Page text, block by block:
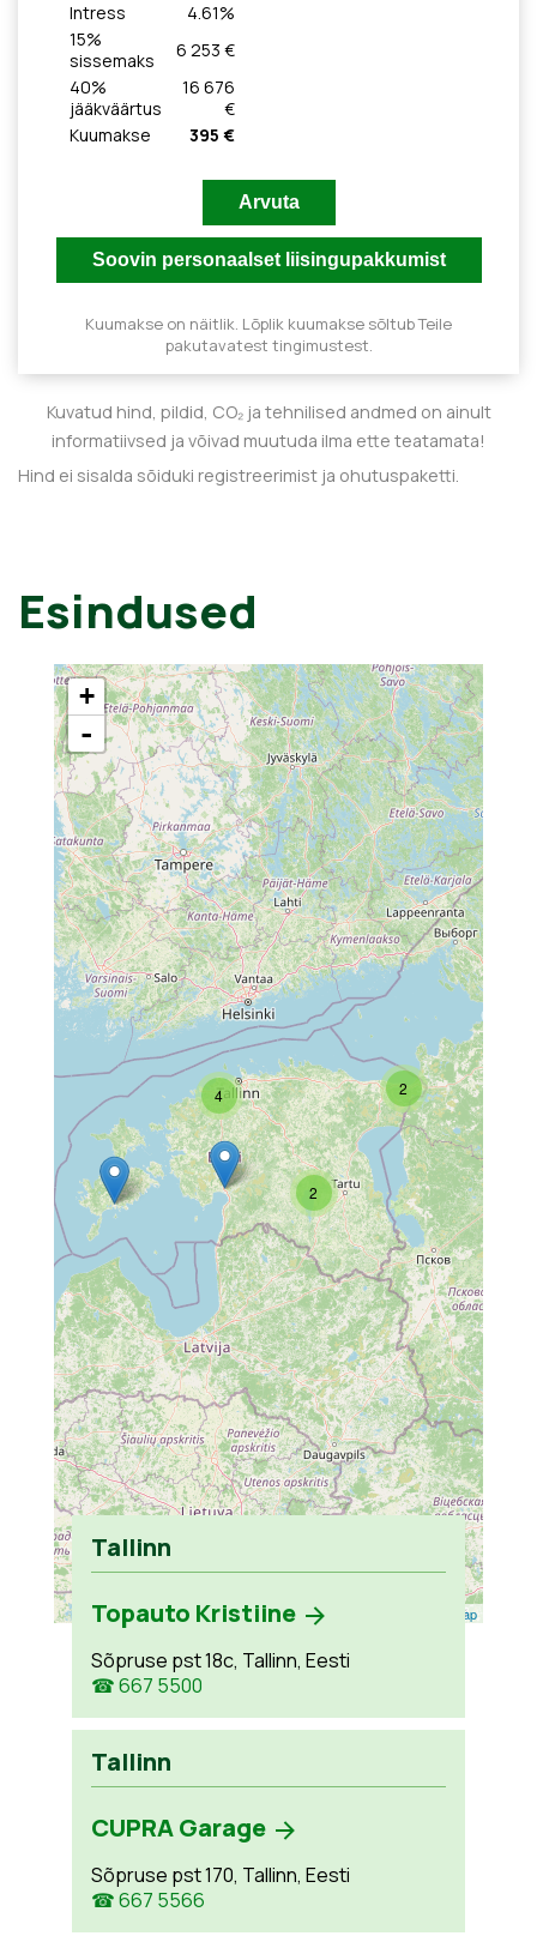
Intress
4.61%
15%
sissemaks
6 253 €
40%
jääkväärtus
16 676
€
Kuumakse
395 €
Kuumakse on näitlik. Lõplik kuumakse sõltub Teile
pakutavatest tingimustest.
Kuvatud hind, pildid, CO₂ ja tehnilised andmed on ainult
informatiivsed ja võivad muutuda ilma ette teatamata!
Hind ei sisalda sõiduki registreerimist ja ohutuspaketti.
Esindused
2
2
4
+
-
Leaflet OpenStreetMap
Tallinn
Topauto Kristiine
Sõpruse pst 18c, Tallinn, Eesti
☎ 667 5500
Tallinn
CUPRA Garage
Sõpruse pst 170, Tallinn, Eesti
☎ 667 5566